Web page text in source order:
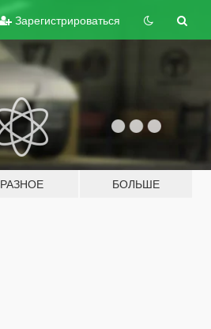
Зарегистрироваться
РАЗНОЕ БОЛЬШЕ